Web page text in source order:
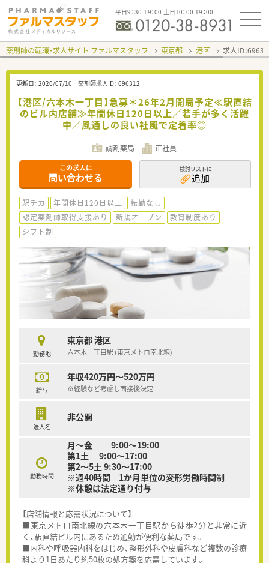
平日9：30-19：00 土日10：00-19：00
薬剤師の転職・求人サイト ファルマスタッフ 東京都 港区 求人ID：
更新日： 2026/07/10 薬剤師求人ID： 696312
【港区/六本木一丁目】急募＊26年2月開局予定≪駅直結
のビル内店舗≫年間休日120日以上／若手が多く活躍
中／風通しの良い社風で定着率◎
調剤薬局 正社員
この求人に
問い合わせる
検討リストに
追加
駅チカ 年間休日120日以上
転勤なし
認定薬剤師取得支援あり
新規オープン
教育制度あり
シフト制
勤務地
東京都 港区
六本木一丁目駅 (東京メトロ南北線)
給与
年収420万円～520万円
※経験など考慮し面接後決定
法人名
非公開
勤務時間
月～金 9:00～19:00
第1土 9:00～17:00
第2～5土 9:30～17:00
※週40時間 1か月単位の変形労働時間制
※休憩は法定通り付与
【店舗情報と応需状況について】
■東京メトロ南北線の六本木一丁目駅から徒歩2分と非常に近
く、駅直結ビル内にあるため通勤が便利な薬局です。
■内科や呼吸器内科をはじめ、整形外科や皮膚科など複数の診療
科より1日あたり約50枚の処方箋を応需しています。